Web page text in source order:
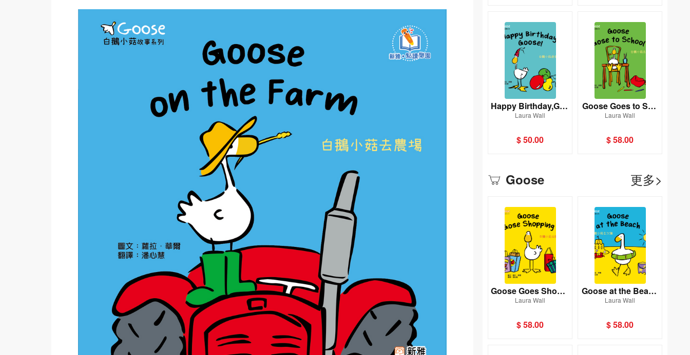
Happy Birthday,Goo
se！[Goose白鵝小菇
樂園)
Laura Wall
$ 50.00
Goose Goes to Sch
ool [Goose白鵝小菇
樂園)
Laura Wall
$ 58.00
Goose 更多>
Goose Goes Shoppi
ng [Goose白鵝小菇
樂園)
Laura Wall
$ 58.00
Goose at the Beach
[Goose白鵝小菇故事
Laura Wall
$ 58.00